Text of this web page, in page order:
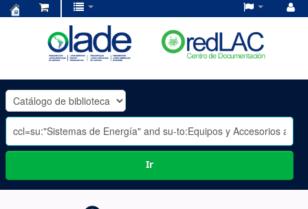
OLADE
-
Ir